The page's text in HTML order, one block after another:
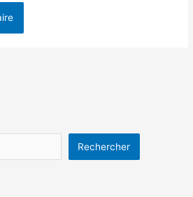
Rechercher